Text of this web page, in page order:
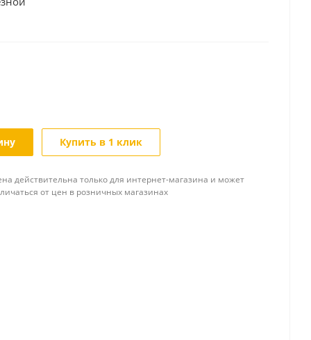
Купить в 1 клик
действительна только для интернет-магазина и может
от цен в розничных магазинах